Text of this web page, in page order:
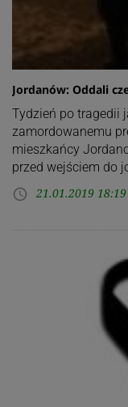
Jordanów: Oddali
Tydzień po tragedii
zamordowanemu
mieszkańcy
przed wejściem do
access_time 21.01.2019 18:19